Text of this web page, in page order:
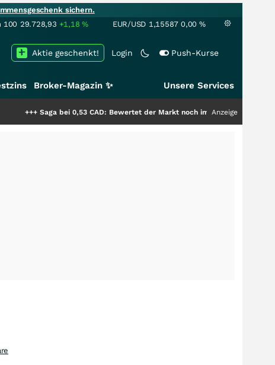
sichern.
100 29.728,93 +1,18% EUR/USD 1,15587 0,00 %
Login Push-Kurse
Aktie geschenkt!
Broker-Magazin ✨ Unsere Services
bei 0,53 CAD: Bewertet der Markt noch immer nur die Hälfte der Story?
Anzeige